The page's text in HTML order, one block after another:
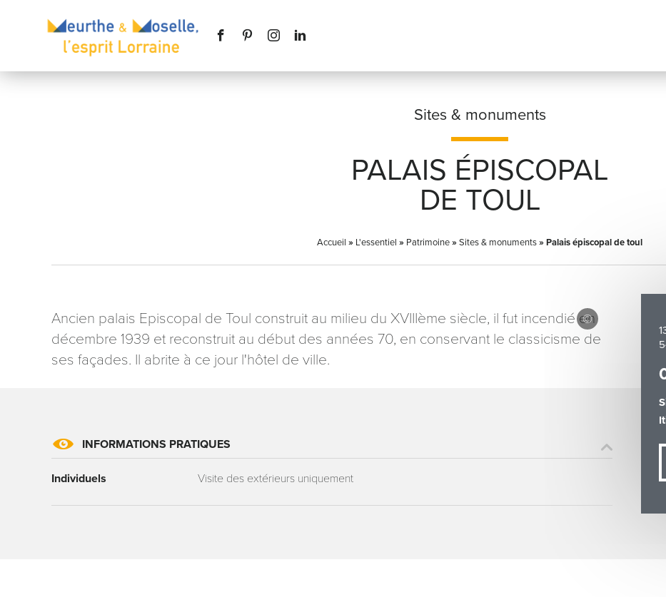
Sites & monuments
PALAIS ÉPISCOPAL
DE TOUL
Accueil » L'essentiel » Patrimoine»Sites & monuments»Palais épiscopal de toul
Ancien palais Episcopal de Toul construit au milieu du XVIIIème siècle, il fut incendié en
décembre 1939 et reconstruit au début des années 70, en conservant le classicisme de
ses façades. Il abrite à ce jour l'hôtel de ville.
INFORMATIONS PRATIQUES
Individuels Visite des extérieurs uniquement
Prénom*
Adresse email*
mention contraire). Vous disposez d’un droit d’accès, de rectification et d’opposition aux données
concernant, que vous pouvez exercer en adressant une demande par courriel à
ou par courrier signé accompagné de la copie d’un titre d’identité à l’adresse suivante : Meurthe &